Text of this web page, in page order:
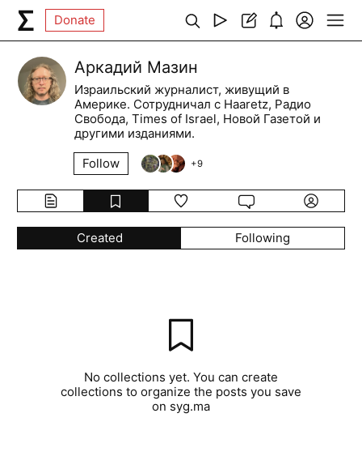
Donate
Аркадий Мазин
Израильский журналист, живущий в
Америке. Сотрудничал с Haaretz, Радио
Свобода, Times of Israel, Новой Газетой и
другими изданиями.
Follow
+9
Created Following
No collections yet. You can create
collections to organize the posts you save
on syg.ma